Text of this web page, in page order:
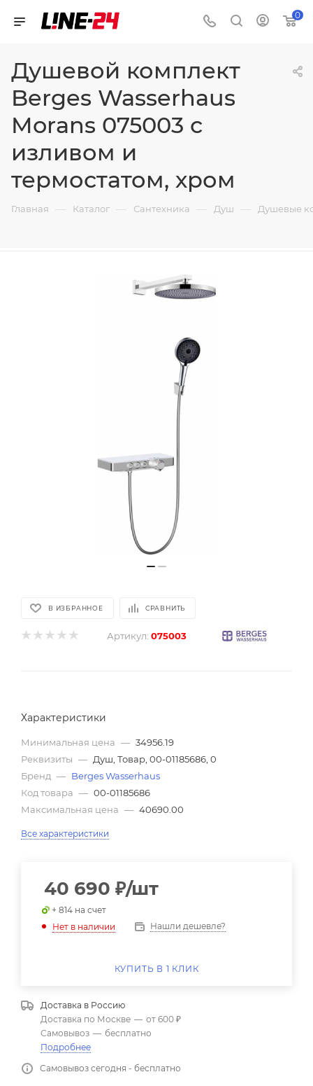
0
Душевой комплект
Berges Wasserhaus
Morans 075003 с
изливом и
термостатом, хром
Главная — Каталог — Сантехника — Душ — Душевые
В ИЗБРАННОЕ СРАВНИТЬ
Артикул: 075003
Характеристики
Минимальная цена — 34956.19
Реквизиты — Душ, Товар, 00-01185686, 0
Бренд — Berges Wasserhaus
Код товара — 00-01185686
Максимальная цена — 40690.00
Все характеристики
40 690 ₽/шт
+ 814 на счет
Нет в наличии
Нашли дешевле?
КУПИТЬ В 1 КЛИК
Доставка в Россию
Доставка по Москве — от 600 ₽
Самовывоз — бесплатно
Подробнее
Самовывоз сегодня - бесплатно